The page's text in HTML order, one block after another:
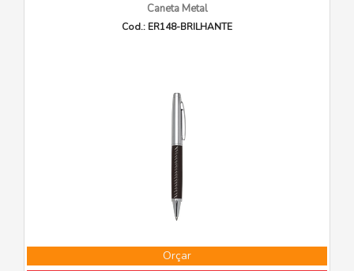
Caneta Metal
Cod.: ER148-BRILHANTE
Orçar